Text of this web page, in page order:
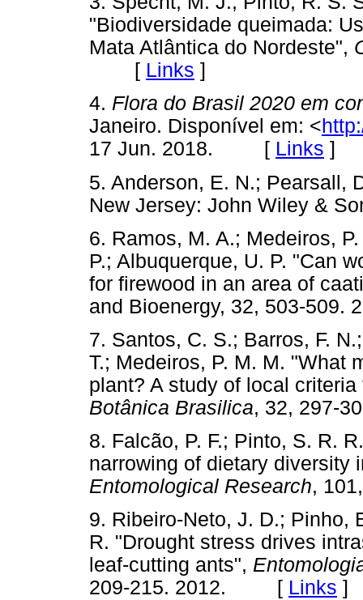
"Biodiversidade queimada:
Mata Atlântica do Nordeste",
[ Links ]
4. Flora do Brasil 2020 em
Janeiro. Disponível em: <
17 Jun. 2018. [ Links ]
5. Anderson, E. N.; Pearsall,
New Jersey: John Wiley
6. Ramos, M. A.; Medeiros,
P.; Albuquerque, U. P. "Can
for firewood in an area of
and Bioenergy, 32, 503-
7. Santos, C. S.; Barros, F.
T.; Medeiros, P. M. M. "What
plant? A study of local
Botânica Brasilica, 32,
8. Falcão, P. F.; Pinto, S. R.
narrowing of dietary diversity
Entomological Research,
9. Ribeiro-Neto, J. D.; Pinho,
R. "Drought stress drives
leaf-cutting ants",
209-215. 2012. [ Links ]